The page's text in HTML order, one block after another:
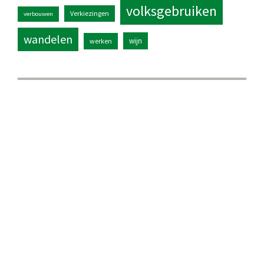
verbouwen Verkiezingen volksgebruiken
wandelen werken wijn